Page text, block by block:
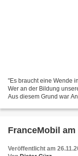
"Es braucht eine Wende
Wer an der Bildung
Aus diesem Grund war
FranceMobil
Veröffentlicht am